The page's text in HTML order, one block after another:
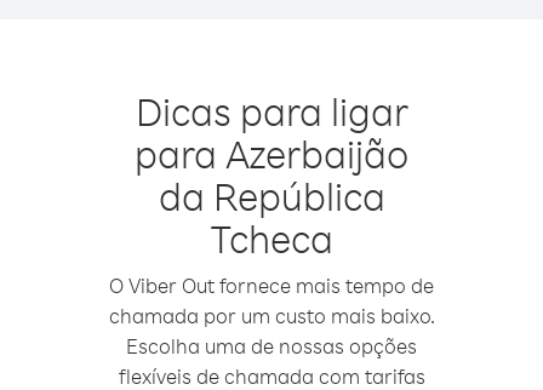
Dicas para ligar
para Azerbaijão
da República
Tcheca
O Viber Out fornece mais tempo de
chamada por um custo mais baixo.
Escolha uma de nossas opções
flexíveis de chamada com tarifas